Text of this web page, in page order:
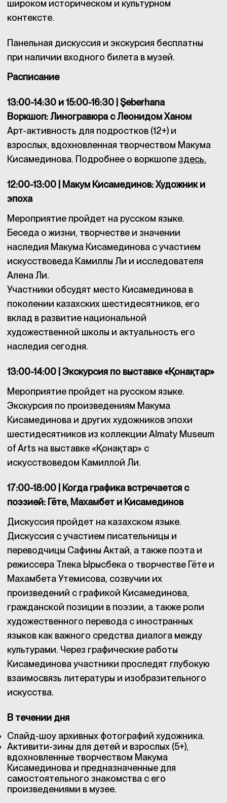
широком историческом и культурном
контексте.
Панельная дискуссия и экскурсия бесплатны
при наличии входного билета в музей.
Расписание
13:00-14:30 и 15:00-16:30 | Şeberhana
Воркшоп: Линогравюра с Леонидом Ханом
Арт-активность для подростков (12+) и
взрослых, вдохновленная творчеством Макума
Кисамединова. Подробнее о воркшопе здесь.
12:00-13:00 | Макум Кисамединов: Художник и
эпоха
Мероприятие пройдет на русском языке.
Беседа о жизни, творчестве и значении
наследия Макума Кисамединова с участием
искусствоведа Камиллы Ли и исследователя
Алена Ли.
Участники обсудят место Кисамединова в
поколении казахских шестидесятников, его
вклад в развитие национальной
художественной школы и актуальность его
наследия сегодня.
13:00-14:00 | Экскурсия по выставке «Қонақтар»
Мероприятие пройдет на русском языке.
Экскурсия по произведениям Макума
Кисамединова и других художников эпохи
шестидесятников из коллекции Almaty Museum
of Arts на выставке «Қонақтар» с
искусствоведом Камиллой Ли.
17:00-18:00 | Когда графика встречается с
поэзией: Гёте, Махамбет и Кисамединов
Дискуссия пройдет на казахском языке.
Дискуссия с участием писательницы и
переводчицы Сафины Актай, а также поэта и
режиссера Тлека Ырысбека о творчестве Гёте и
Махамбета Утемисова, созвучии их
произведений с графикой Кисамединова,
гражданской позиции в поэзии, а также роли
художественного перевода с иностранных
языков как важного средства диалога между
культурами. Через графические работы
Кисамединова участники проследят глубокую
взаимосвязь литературы и изобразительного
искусства.
В течении дня
Слайд-шоу архивных фотографий художника.
Активити-зины для детей и взрослых (5+),
вдохновленные творчеством Макума
Кисамединова и предназначенные для
самостоятельного знакомства с его
произведениями в музее.